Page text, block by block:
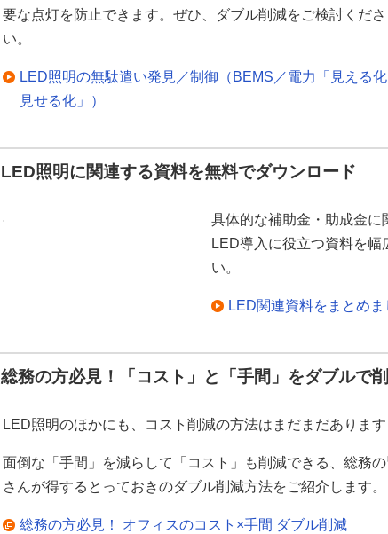
要な点灯を防止できます。ぜひ、ダブル削減をご検討くださ
い。
LED照明の無駄遣い発見／制御（BEMS／電力「見える
見せる化」）
LED照明に関連する資料を無料でダウンロード
具体的な補助金・助成金
LED導入に役立つ資料を
い。
LED関連資料をまとめ
総務の方必見！「コスト」と「手間」をダブルで
LED照明のほかにも、コスト削減の方法はまだまだありま
面倒な「手間」を減らして「コスト」も削減できる、総務
さんが得するとっておきのダブル削減方法をご紹介します。
総務の方必見！ オフィスのコスト×手間 ダブル削減